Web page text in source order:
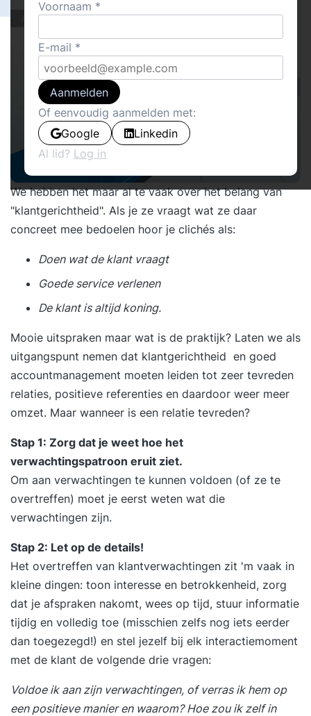
Actueel
We hebben het maar al te vaak over het belang van
"klantgerichtheid". Als je ze vraagt wat ze daar
concreet mee bedoelen hoor je clichés als:
Doen wat de klant vraagt
Goede service verlenen
De klant is altijd koning.
Mooie uitspraken maar wat is de praktijk? Laten we als
uitgangspunt nemen dat klantgerichtheid en goed
accountmanagement moeten leiden tot zeer tevreden
relaties, positieve referenties en daardoor weer meer
omzet. Maar wanneer is een relatie tevreden?
Stap 1: Zorg dat je weet hoe het
verwachtingspatroon eruit ziet.
Om aan verwachtingen te kunnen voldoen (of ze te
overtreffen) moet je eerst weten wat die
verwachtingen zijn.
Stap 2: Let op de details!
Het overtreffen van klantverwachtingen zit 'm vaak in
kleine dingen: toon interesse en betrokkenheid, zorg
dat je afspraken nakomt, wees op tijd, stuur informatie
tijdig en volledig toe (misschien zelfs nog iets eerder
dan toegezegd!) en stel jezelf bij elk interactiemoment
met de klant de volgende drie vragen:
Voldoe ik aan zijn verwachtingen, of verras ik hem op
een positieve manier en waarom? Hoe zou ik zelf in
Voornaam
E-mail
Aanmelden
Of eenvoudig aanmelden met:
Google
Linkedin
Al lid? Log in